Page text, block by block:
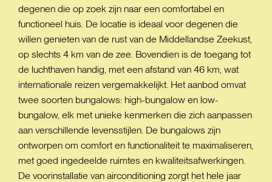
degenen die op zoek zijn naar een comfortabel en
functioneel huis. De locatie is ideaal voor degenen die
willen genieten van de rust van de Middellandse Zeekust,
op slechts 4 km van de zee. Bovendien is de toegang tot
de luchthaven handig, met een afstand van 46 km, wat
internationale reizen vergemakkelijkt. Het aanbod omvat
twee soorten bungalows: high-bungalow en low-
bungalow, elk met unieke kenmerken die zich aanpassen
aan verschillende levensstijlen. De bungalows zijn
ontworpen om comfort en functionaliteit te maximaliseren,
met goed ingedeelde ruimtes en kwaliteitsafwerkingen.
De voorinstallatie van airconditioning zorgt het hele jaar